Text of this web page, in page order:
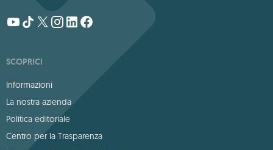
SCOPRICI
Informazioni
La nostra azienda
Politica editoriale
Centro per la Trasparenza